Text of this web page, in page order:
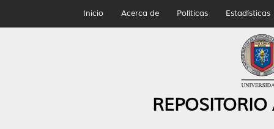
Inicio Acerca de Políticas Estadísticas